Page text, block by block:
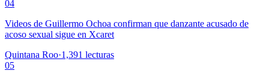
04
Videos de Guillermo Ochoa confirman que danzante acusado de
acoso sexual sigue en Xcaret
Quintana Roo·1,391 lecturas
05